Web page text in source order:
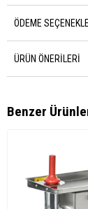
ÖDEME
ÜRÜN ÖNERILERI
Benzer